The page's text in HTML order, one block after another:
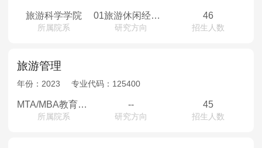
旅游科学学院
所属院系
01旅游休闲经济与战略管理；02旅游目的地管理与规划；03旅游营销与大数据
研究方向
46
招生人数
旅游管理
年份： 2023 专业代码： 125400
MTA/MBA教育中心
所属院系
--
研究方向
45
招生人数